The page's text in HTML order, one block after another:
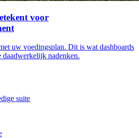
voor
uw voedingsplan. Dit is wat dashboards
daadwerkelijk nadenken.
suite